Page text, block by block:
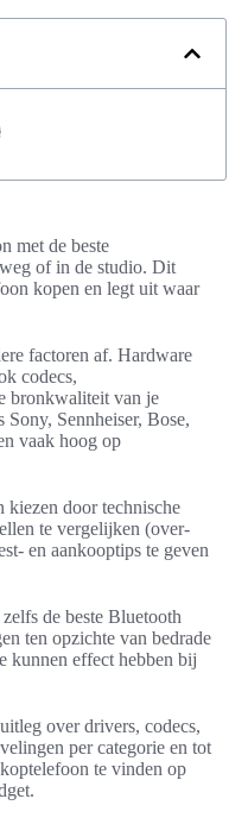
met de beste
of in de studio. Dit
kopen en legt uit waar
factoren af. Hardware
codecs,
bronkwaliteit van je
Sennheiser, Bose,
vaak hoog op
kiezen door technische
te vergelijken (over-
en aankooptips te geven
de beste Bluetooth
ten opzichte van bedrade
kunnen effect hebben bij
over drivers, codecs,
per categorie en tot
te vinden op